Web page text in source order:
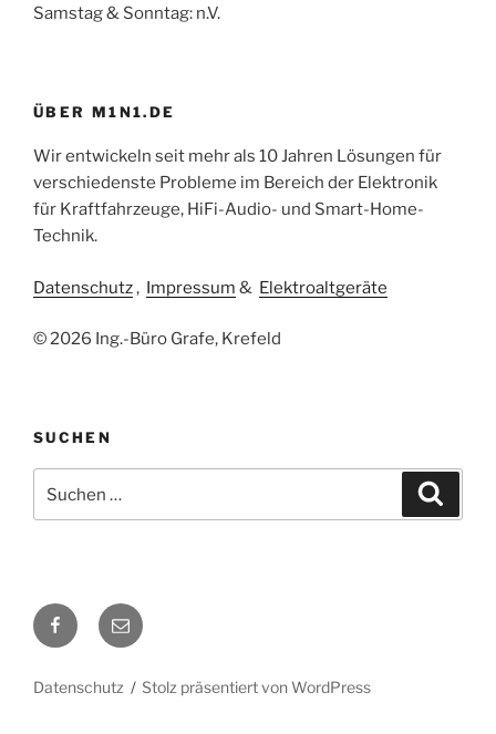
Samstag & Sonntag: n.V.
ÜBER M1N1.DE
Wir entwickeln seit mehr als 10 Jahren Lösungen für
verschiedenste Probleme im Bereich der Elektronik
für Kraftfahrzeuge, HiFi-Audio- und Smart-Home-
Technik.
Datenschutz, Impressum & Elektroaltgeräte
© 2026 Ing.-Büro Grafe, Krefeld
SUCHEN
nach:
Facebook
E-
Mail
Datenschutz Stolz präsentiert von WordPress